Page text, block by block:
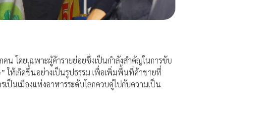
น โดยเฉพาะผู้ค้ารายย่อยซึ่งเป็นกำลังสำคัญในการขับ
ให้เกิดขึ้นอย่างเป็นรูปธรรม เพื่อเพิ่มพื้นที่ค้าขายที่
ป็นเมืองแห่งอาหารระดับโลกควบคู่ไปกับความเป็น